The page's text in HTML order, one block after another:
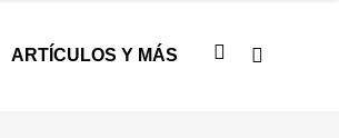
ARTÍCULOS Y MÁS